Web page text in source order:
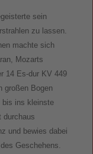
sein
zu lassen.
machte sich
Mozarts
14 Es-dur KV 449
großen Bogen
bis ins kleinste
durchaus
und bewies dabei
Geschehens.